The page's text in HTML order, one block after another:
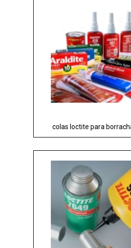
colas loctite para